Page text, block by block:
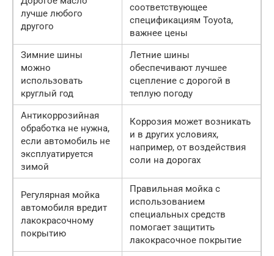
лучше любого
другого
соответствующее
спецификациям Toyota,
важнее цены
Зимние шины
можно
использовать
круглый год
Летние шины
обеспечивают лучшее
сцепление с дорогой в
теплую погоду
Антикоррозийная
обработка не нужна,
если автомобиль не
эксплуатируется
зимой
Коррозия может возникать
и в других условиях,
например, от воздействия
соли на дорогах
Регулярная мойка
автомобиля вредит
лакокрасочному
покрытию
Правильная мойка с
использованием
специальных средств
помогает защитить
лакокрасочное покрытие